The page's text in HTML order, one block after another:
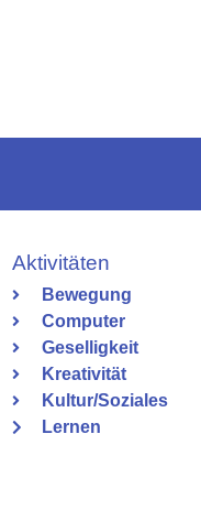
Aktivitäten
Bewegung
Computer
Geselligkeit
Kreativität
Kultur/Soziales
Lernen